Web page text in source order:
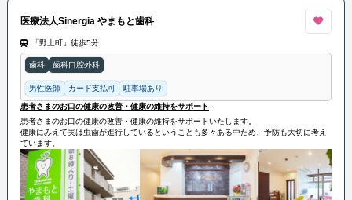
医療法人Sinergia やまもと歯科
「野上町」徒歩5分
歯科 歯科口腔外科
男性医師 カード支払可 駐車場あり
患者さまのお口の健康の改善・健康の維持をサポート
患者さまのお口の健康の改善・健康の維持をサポートいたします。
健康にみえて実は虫歯が進行しているということも多々ある中ため、予防も大切に考え
ています。